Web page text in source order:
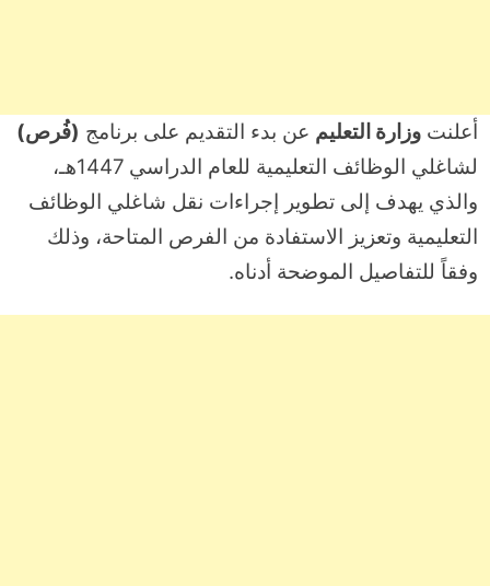
أعلنت وزارة التعليم عن بدء التقديم على برنامج (فُرص)
لشاغلي الوظائف التعليمية للعام الدراسي 1447هـ،
والذي يهدف إلى تطوير إجراءات نقل شاغلي الوظائف
التعليمية وتعزيز الاستفادة من الفرص المتاحة، وذلك
وفقاً للتفاصيل الموضحة أدناه.